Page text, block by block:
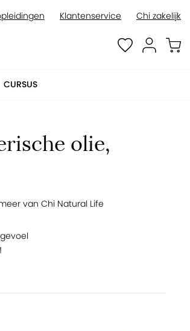
Klantenservice
Chi zakelijk
CURSUS
olie,
van Chi Natural Life